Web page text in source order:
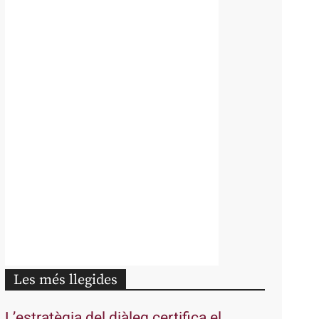
Les més llegides